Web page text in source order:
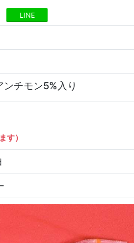
LINE
チモン5%入り
す）